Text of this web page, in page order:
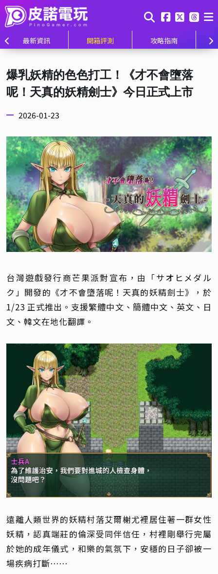
最新資訊 開箱評測 攻略指南
爆乳妖精的色色打工！《才不會墮落
呢！天真的妖精劍士》今日正式上市
2026-01-23
台灣遊戲發行商芒果派對宣布，由「サオヒメダル
ク」開發的《才不會墮落呢！天真的妖精劍士》，於
1/23 正式推出。支援繁體中文、簡體中文、英文、日
文、韓文在地化翻譯。
遠離人類世界的妖精村落艾爾榭尤裡居住著一群女性
妖精，認真端莊的倫深受同伴信任，村裡剛舉行完屬
於她的成年儀式，和樂的氣氛下，安穩的日子卻被一
場疾病打斷⋯⋯